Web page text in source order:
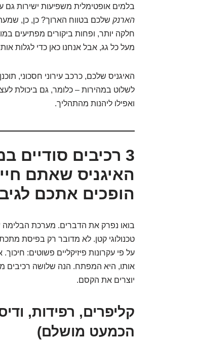
בלמים אופטימלית משפיעות ישירות גם
הארנק שלכם בטווח הארוך? כן, כן,
חלקה יותר, ופחות ביקורים מפתיעים
מעל כל גג, אבל אנחנו כאן כדי לגלות
האיגניס שלכם, כרכב עירוני חסכוני,
לשלוט במהירות – כלומר, גם ביכולת
ואפילו ליהנות מהתהליך.
3 רכיבים
האיגניס שאתם
הופכים אתכם
בואו נפרק את הדברים. מערכת הבלימה
טכנולוגי קטן. לא מדובר רק בפיסת
על פי עקרונות פיזיקליים פשוטים:
אותו, היא המפתח. הנה שלושה רכיבים
יוצרים את הקסם.
קליפרים, רפידות,
הכמעט מושלם)